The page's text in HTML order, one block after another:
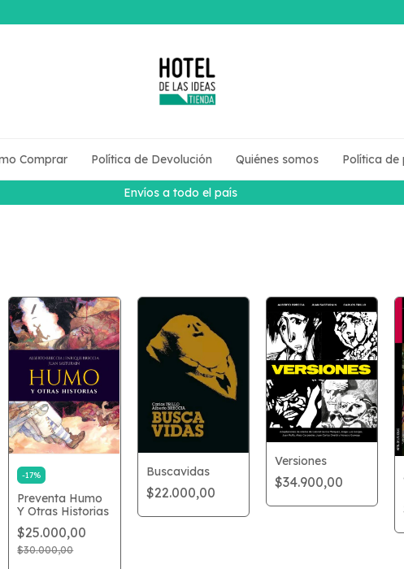
Envíos a todo el país
Comprar Política de Devolución Quiénes somos Política de
-17%
Preventa Humo
Y Otras Historias
$25.000,00
$30.000,00
Buscavidas
$22.000,00
Versiones
$34.900,00